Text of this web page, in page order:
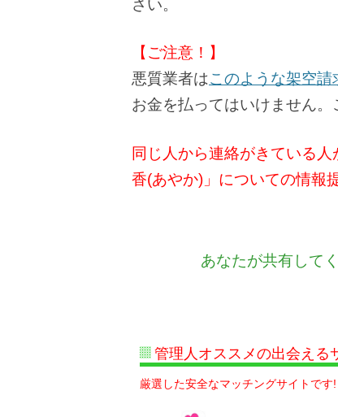
さい。
【ご注意！】
悪質業者はこのような架空請
お金を払ってはいけません。
同じ人から連絡がきている
香(あやか)」についての情報
あなたが共有して
管理人オススメの出会える
厳選した安全なマッチングサイトです!